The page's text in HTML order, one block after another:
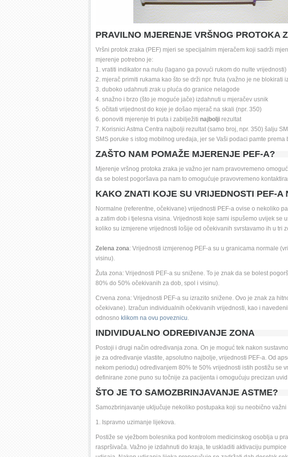
PRAVILNO MJERENJE VRŠNOG PROTOKA
Vršni protok zraka (PEF) mjeri se specijalnim mjeračem koji sadrži
mjerenje potrebno je:
1. vratiti indikator na nulu (lagano ga povući rukom do nulte vrijednosti)
2. mjerač primiti rukama kao što se drži npr. frula (važno je ne blokirati
3. duboko udahnuti zrak u pluća do granice nelagode
4. snažno i brzo (što je moguće jače) izdahnuti u mjeračev usnik
5. očitati vrijednost do koje je došao mjerač na skali (npr. 350)
6. ponoviti mjerenje tri puta i zabilježiti najbolji rezultat
7. Korisnici Astma Centra najbolji rezultat (samo broj, npr. 350) šalju
SMS poruke s istog mobilnog uređaja, jer se Vaši podaci pamte prema
ZAŠTO NAM POMAŽE MJERENJE PEF-A?
Mjerenje vršnog protoka zraka je važno jer nam pravovremeno
da se bolest pogoršava pa nam to omogućuje pravovremeno
KAKO ZNATI KOJE SU VRIJEDNOSTI PEF-A
Normalne (referentne, očekivane) vrijednosti PEF-a ovise o nekoliko
a zatim dob i tjelesna visina. Vrijednosti koje sami ispušemo uvijek se
koliko su izmjerene vrijednosti lošije od očekivanih svrstavamo ih u tri
Zelena zona: Vrijednosti izmjerenog PEF-a su u granicama normale
visinu).
Žuta zona: Vrijednosti PEF-a su snižene. To je znak da se bolest
80% do 50% očekivanih za dob, spol i visinu).
Crvena zona: Vrijednosti PEF-a su izrazito snižene. Ovo je znak za
očekivane). Izračun individualnih očekivanih vrijednosti, kao i
odnosno klikom na ovu poveznicu.
INDIVIDUALNO ODREĐIVANJE ZONA
Postoji i drugi način određivanja zona. On je moguć tek nakon
je za određivanje vlastite, apsolutno najbolje, vrijednosti PEF-a. Od
nekom periodu) određivanjem 80% te 50% vrijednosti istih postižu se
definirane zone puno su točnije za pacijenta i omogućuju precizan
ŠTO JE TO SAMOZBRINJAVANJE ASTME?
Samozbrinjavanje uključuje nekoliko postupaka koji su neobično
1. Ispravno uzimanje lijekova.
Postiže se vježbom bolesnika pod kontrolom medicinskog osoblja u
raspršivača. Važno je izdahnuti do kraja, te uskladiti aktivaciju